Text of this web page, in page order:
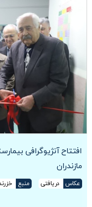
افتتاح آنژیوگرافی
مازندران
عکاس دریافتی منبع